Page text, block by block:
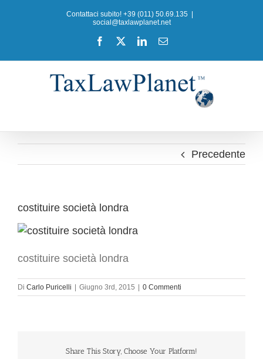
Contattaci subito! +39 (011) 50.69.135
social@taxlawplanet.net
Facebook LinkedInEmail
Precedente
costituire società londra
costituire società londra
Di Carlo Puricelli Giugno 3rd, 2015 0 Commenti
Share This Story, Choose Your Platform!